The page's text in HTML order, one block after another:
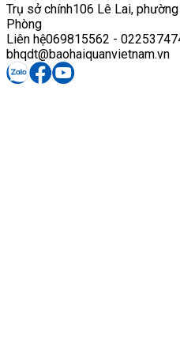
Trụ sở chính106 Lê Lai,
Phòng
Liên hệ069815562 -
bhqdt@baohaiquanvietnam.vn